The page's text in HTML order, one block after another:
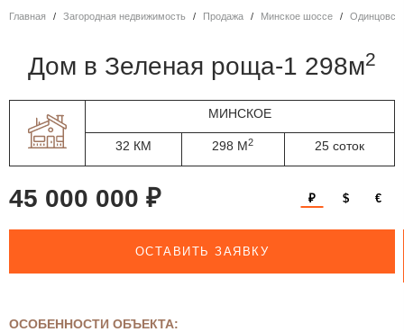
Главная Загородная недвижимость Продажа Минское шоссе
дом в Зеленая роща-1 298м2
МИНСКОЕ
32 КМ 298 М2 25 соток
45 000 000 ₽ ₽ $ €
ОСТАВИТЬ ЗАЯВКУ
ОСОБЕННОСТИ ОБЪЕКТА: